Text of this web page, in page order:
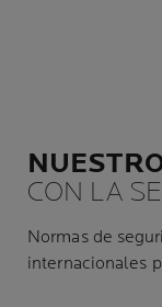
CON LA
Normas de
internacionales